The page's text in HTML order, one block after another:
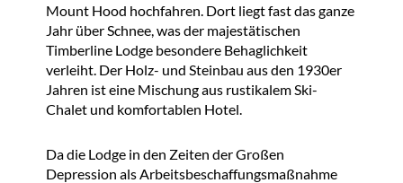
Mount Hood hochfahren. Dort liegt fast das ganze
Jahr über Schnee, was der majestätischen
Timberline Lodge besondere Behaglichkeit
verleiht. Der Holz- und Steinbau aus den 1930er
Jahren ist eine Mischung aus rustikalem Ski-
Chalet und komfortablen Hotel.
Da die Lodge in den Zeiten der Großen
Depression als Arbeitsbeschaffungsmaßnahme